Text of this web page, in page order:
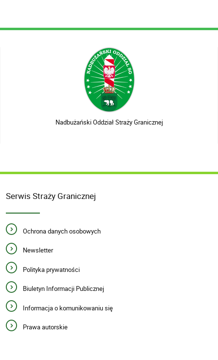
Nadbużański Oddział Straży Granicznej
Serwis Straży Granicznej
Ochrona danych osobowych
Newsletter
Polityka prywatności
Biuletyn Informacji Publicznej
Informacja o komunikowaniu się
Prawa autorskie